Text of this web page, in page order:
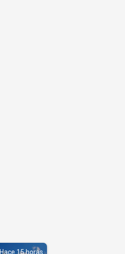
Hace 15 horas